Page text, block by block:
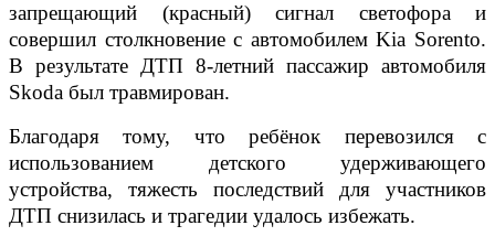
запрещающий (красный) сигнал светофора и
совершил столкновение с автомобилем Kia Sorento.
В результате ДТП 8-летний пассажир автомобиля
Skoda был травмирован.
Благодаря тому, что ребёнок перевозился с
использованием детского удерживающего
устройства, тяжесть последствий для участников
ДТП снизилась и трагедии удалось избежать.